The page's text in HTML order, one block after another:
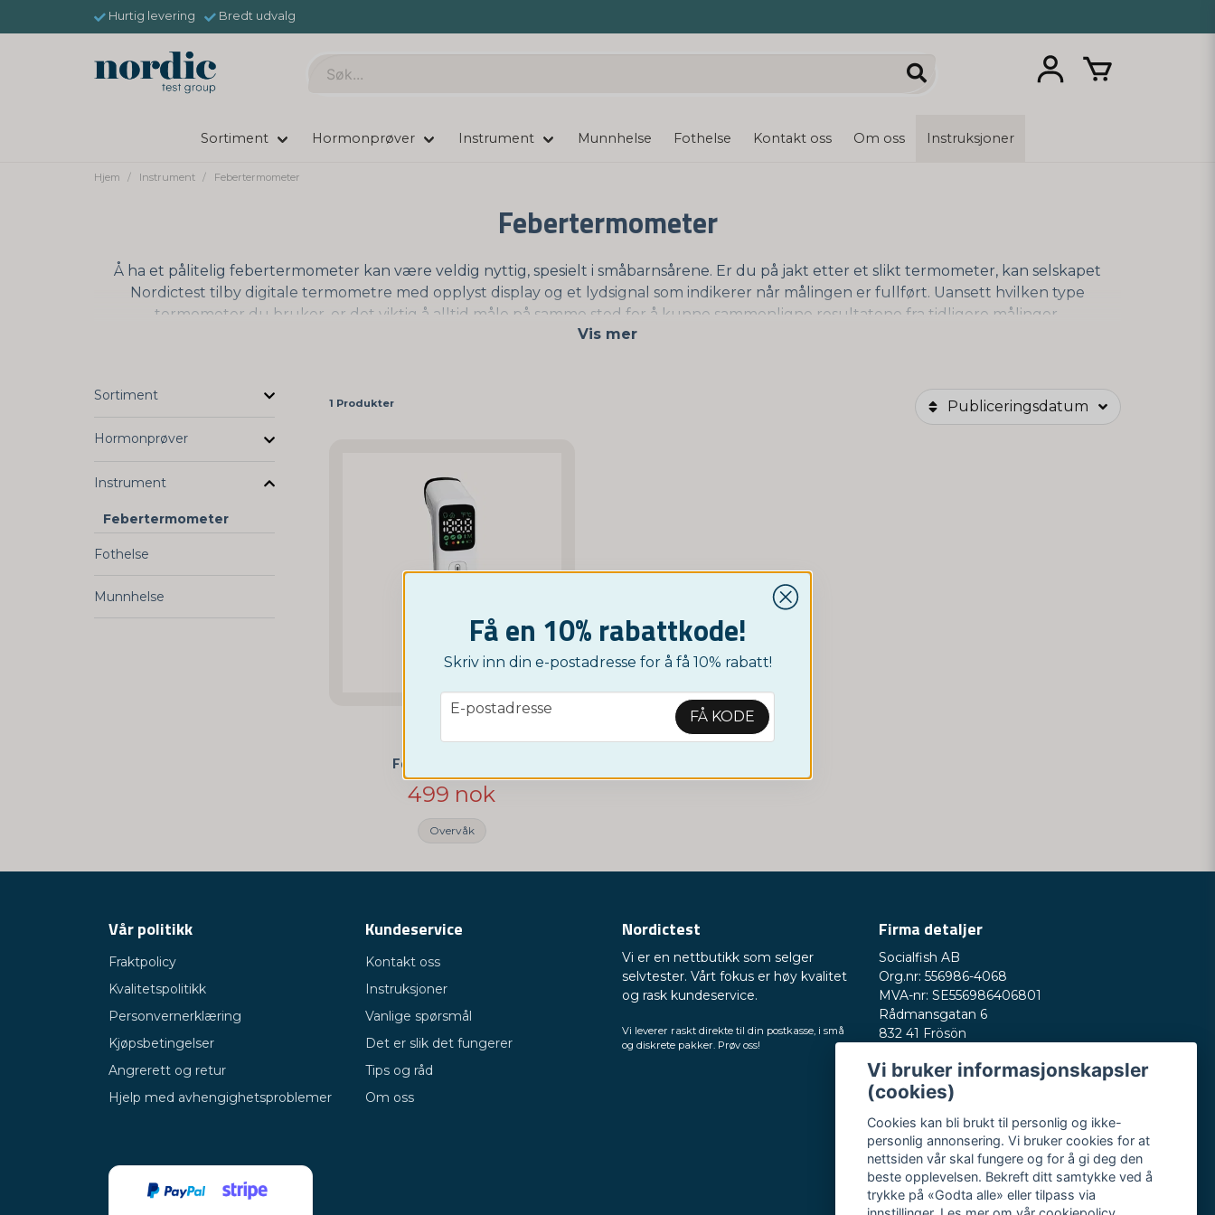
Hurtig levering Bredt udvalg
Sortiment Hormonprøver Instrument Munnhelse Fothelse Kontakt oss Om oss Instruksjoner
Hjem Instrument Febertermometer
Febertermometer
Å ha et pålitelig febertermometer kan være veldig nyttig, spesielt i småbarnsårene. Er du på jakt etter et slikt termometer, kan selskapet
Nordictest tilby digitale termometre med opplyst display og et lydsignal som indikerer når målingen er fullført. Uansett hvilken type
termometer du bruker, er det viktig å alltid måle på samme sted for å kunne sammenligne resultatene fra tidligere målinger.
Vis mer
Sortiment
Hormonprøver
Instrument
Febertermometer
Fothelse
Munnhelse
1 Produkter Publiceringsdatum
NORDICTEST
Febertermometer
499 nok
Overvåk
Få en 10% rabattkode!
Skriv inn din e-postadresse for å få 10% rabatt!
email
E-postadresse FÅ KODE
Vår politikk
Fraktpolicy
Kvalitetspolitikk
Personvernerklæring
Kjøpsbetingelser
Angrerett og retur
Hjelp med avhengighetsproblemer
Kundeservice
Kontakt oss
Instruksjoner
Vanlige spørsmål
Det er slik det fungerer
Tips og råd
Om oss
Nordictest
Vi er en nettbutikk som selger
selvtester. Vårt fokus er høy kvalitet
og rask kundeservice.
Vi leverer raskt direkte til din postkasse, i små
og diskrete pakker. Prøv oss!
Firma detaljer
Socialfish AB
Org.nr: 556986-4068
MVA-nr: SE556986406801
Rådmansgatan 6
832 41 Frösön
Telefonnummer: +46730503032
E-post:hey@nordictest.no
Åpningstider:
Man–fre kl. 10–17
Vi bruker informasjonskapsler
(cookies)
Cookies kan bli brukt til personlig og ikke-
personlig annonsering. Vi bruker cookies for at
nettsiden vår skal fungere og for å gi deg den
beste opplevelsen. Bekreft ditt samtykke ved å
trykke på «Godta alle» eller tilpass via